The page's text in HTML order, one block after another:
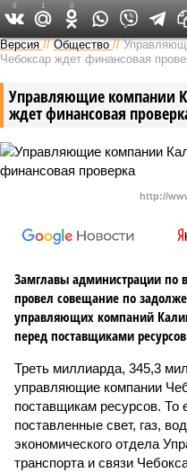
Версия
Версия //Общество //
Чебоксар ждет финансовая
Управляющие компании
ждет финансовая
http://
Замглавы администрации по
провел совещание по
управляющих компаний
перед поставщиками
Треть миллиарда, 345,3
управляющие компании
поставщикам ресурсов. То
поставленные свет, газ,
экономического отдела
транспорта и связи
0 1 0